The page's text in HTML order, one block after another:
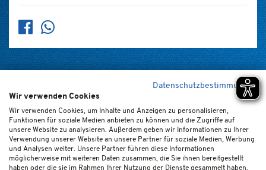
Home Kontakt Newsletter FAQ (de/en) Impressum
Datenschutz Ticket-AGB Cookie-Einstellungen
Datenschutzbestimmungen
Wir verwenden Cookies
Wir verwenden Cookies, um Inhalte und Anzeigen zu personalisieren,
Funktionen für soziale Medien anbieten zu können und die Zugriffe auf
unsere Website zu analysieren. Außerdem geben wir Informationen zu Ihrer
Verwendung unserer Website an unsere Partner für soziale Medien, Werbung
und Analysen weiter. Unsere Partner führen diese Informationen
möglicherweise mit weiteren Daten zusammen, die Sie ihnen bereitgestellt
haben oder die sie im Rahmen Ihrer Nutzung der Dienste gesammelt haben.